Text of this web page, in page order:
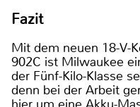
Fazit
Mit dem neuen 18-V-
902C ist Milwaukee
der Fünf-Kilo-Klasse
denn bei der Arbeit